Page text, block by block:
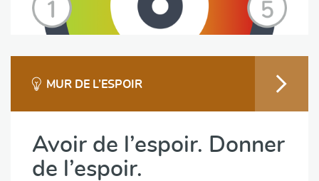
MUR DE L’ESPOIR
Avoir de l’espoir. Donner
de l’espoir.